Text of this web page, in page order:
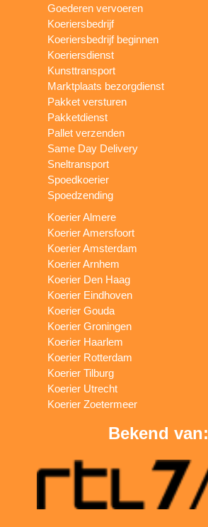
Goederen vervoeren
Koeriersbedrijf
Koeriersbedrijf beginnen
Koeriersdienst
Kunsttransport
Marktplaats bezorgdienst
Pakket versturen
Pakketdienst
Pallet verzenden
Same Day Delivery
Sneltransport
Spoedkoerier
Spoedzending
Koerier Almere
Koerier Amersfoort
Koerier Amsterdam
Koerier Arnhem
Koerier Den Haag
Koerier Eindhoven
Koerier Gouda
Koerier Groningen
Koerier Haarlem
Koerier Rotterdam
Koerier Tilburg
Koerier Utrecht
Koerier Zoetermeer
Bekend van: